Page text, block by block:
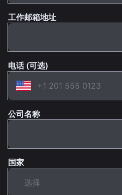
工作邮箱地址
电话 (可选)
公司名称
国家